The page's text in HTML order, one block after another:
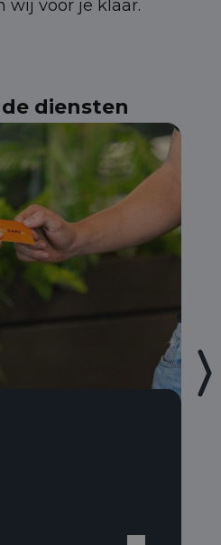
wij voor je klaar.
diensten